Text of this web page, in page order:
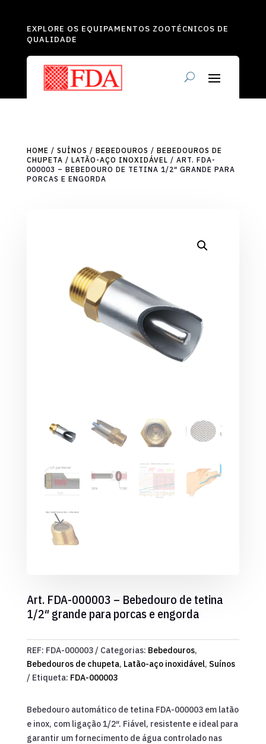
EXPLORE OS EQUIPAMENTOS ZOOTÉCNICOS DE
QUALIDADE
HOME / SUÍNOS / BEBEDOUROS / BEBEDOUROS DE
CHUPETA / LATÃO-AÇO INOXIDÁVEL / ART. FDA-
000003 – BEBEDOURO DE TETINA 1/2″ GRANDE PARA
PORCAS E ENGORDA
Art. FDA-000003 – Bebedouro de tetina
1/2″ grande para porcas e engorda
REF: FDA-000003 Categorias: Bebedouros,
Bebedouros de chupeta, Latão-aço inoxidável, Suínos
Etiqueta: FDA-000003
Bebedouro automático de tetina FDA-000003 em latão
e inox, com ligação 1/2″. Fiável, resistente e ideal para
garantir um fornecimento de água controlado nas